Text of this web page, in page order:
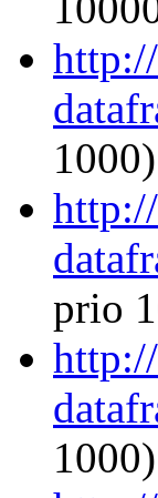
1000)
prio
1000)